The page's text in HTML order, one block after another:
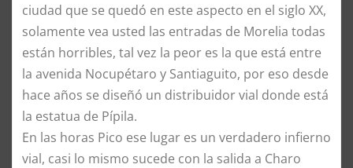
ciudad que se quedó en este aspecto en el siglo XX,
solamente vea usted las entradas de Morelia todas
están horribles, tal vez la peor es la que está entre
la avenida Nocupétaro y Santiaguito, por eso desde
hace años se diseñó un distribuidor vial donde está
la estatua de Pípila.
En las horas Pico ese lugar es un verdadero infierno
vial, casi lo mismo sucede con la salida a Charo